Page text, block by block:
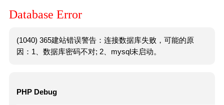
Database Error
(1040) 365建站错误警告：连接数据库失败，可能的原
因：1、数据库密码不对; 2、mysql未启动。
PHP Debug